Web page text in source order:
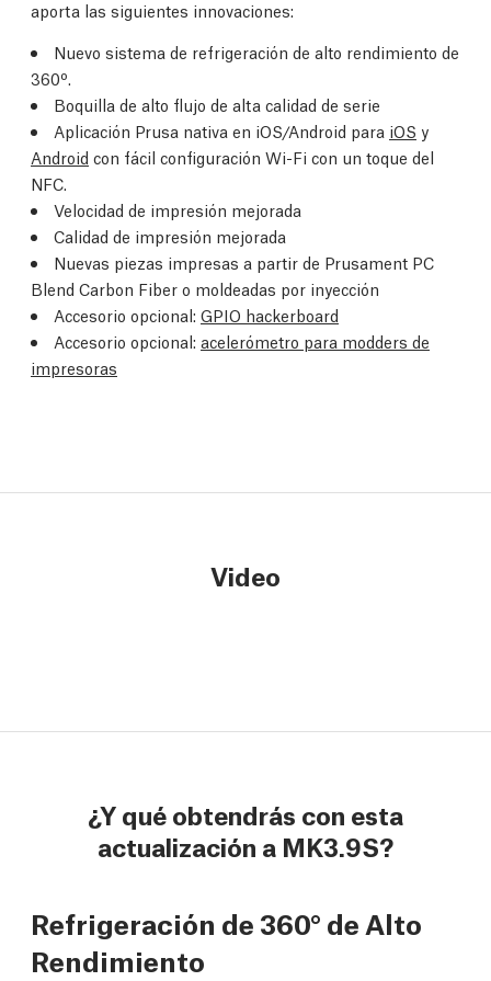
aporta las siguientes innovaciones:
Nuevo sistema de refrigeración de alto rendimiento de
360º.
Boquilla de alto flujo de alta calidad de serie
Aplicación Prusa nativa en iOS/Android para iOS y
Android con fácil configuración Wi-Fi con un toque del
NFC.
Velocidad de impresión mejorada
Calidad de impresión mejorada
Nuevas piezas impresas a partir de Prusament PC
Blend Carbon Fiber o moldeadas por inyección
Accesorio opcional: GPIO hackerboard
Accesorio opcional: acelerómetro para modders de
impresoras
Video
¿Y qué obtendrás con esta
actualización a MK3.9S?
Refrigeración de 360° de Alto
Rendimiento